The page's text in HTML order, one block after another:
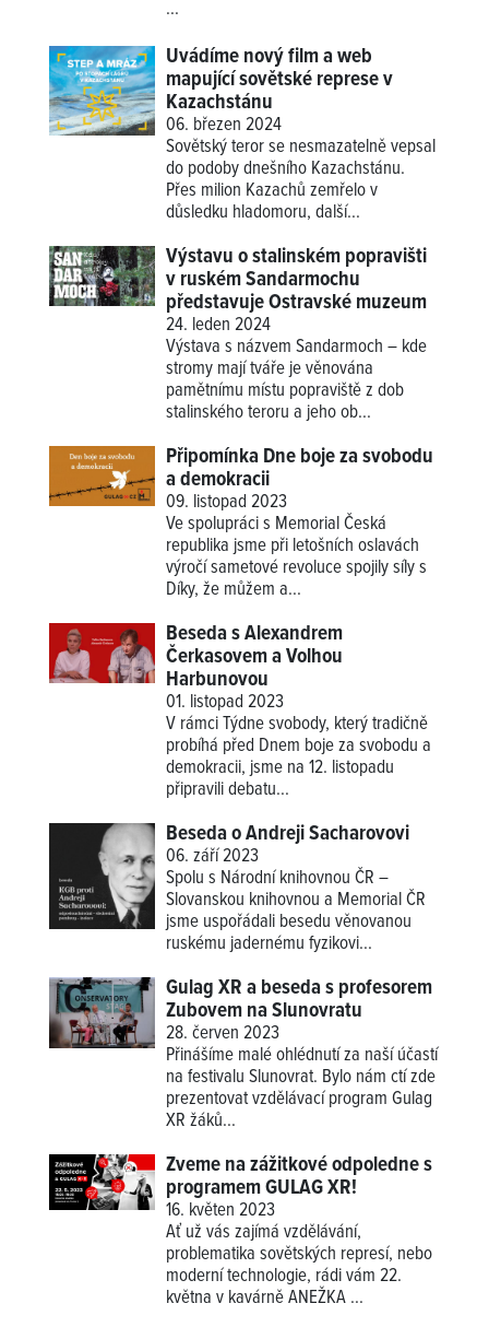
...
Uvádíme nový film a web
mapující sovětské represe v
Kazachstánu
06. březen 2024
Sovětský teror se nesmazatelně vepsal
do podoby dnešního Kazachstánu.
Přes milion Kazachů zemřelo v
důsledku hladomoru, další...
Výstavu o stalinském popravišti
v ruském Sandarmochu
představuje Ostravské muzeum
24. leden 2024
Výstava s názvem Sandarmoch – kde
stromy mají tváře je věnována
pamětnímu místu popraviště z dob
stalinského teroru a jeho ob...
Připomínka Dne boje za svobodu
a demokracii
09. listopad 2023
Ve spolupráci s Memorial Česká
republika jsme při letošních oslavách
výročí sametové revoluce spojily síly s
Díky, že můžem a...
Beseda s Alexandrem
Čerkasovem a Volhou
Harbunovou
01. listopad 2023
V rámci Týdne svobody, který tradičně
probíhá před Dnem boje za svobodu a
demokracii, jsme na 12. listopadu
připravili debatu...
Beseda o Andreji Sacharovovi
06. září 2023
Spolu s Národní knihovnou ČR –
Slovanskou knihovnou a Memorial ČR
jsme uspořádali besedu věnovanou
ruskému jadernému fyzikovi...
Gulag XR a beseda s profesorem
Zubovem na Slunovratu
28. červen 2023
Přinášíme malé ohlédnutí za naší účastí
na festivalu Slunovrat. Bylo nám ctí zde
prezentovat vzdělávací program Gulag
XR žáků...
Zveme na zážitkové odpoledne s
programem GULAG XR!
16. květen 2023
Ať už vás zajímá vzdělávání,
problematika sovětských represí, nebo
moderní technologie, rádi vám 22.
května v kavárně ANEŽKA ...